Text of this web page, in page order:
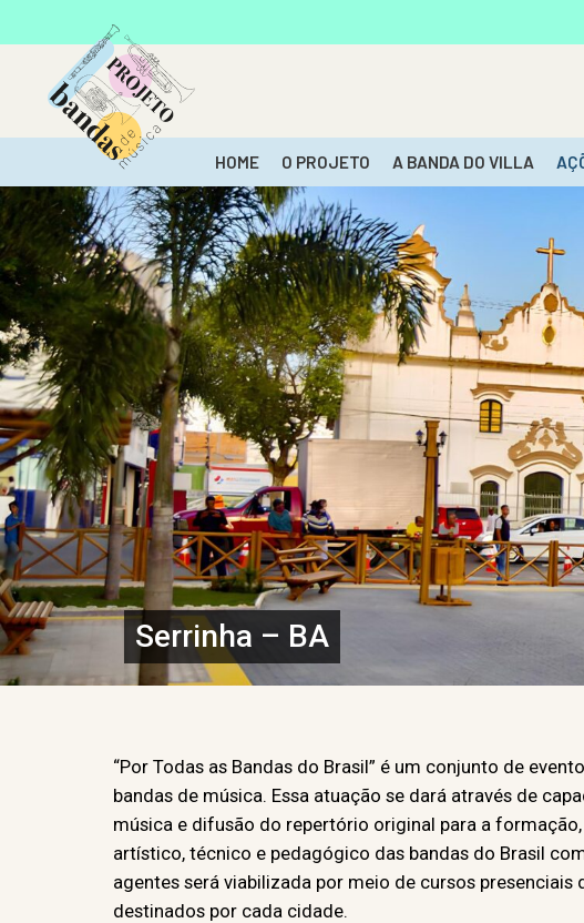
HOME O PROJETO A BANDA DO VILLA
Serrinha – BA
“Por Todas as Bandas do Brasil” é um conjunto de
bandas de música. Essa atuação se dará através de
música e difusão do repertório original para a
artístico, técnico e pedagógico das bandas do Brasil
agentes será viabilizada por meio de cursos
destinados por cada cidade.